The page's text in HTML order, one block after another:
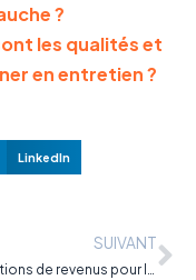
?
les qualités et
en entretien ?
LinkedIn
SUIVANT
Déclarations de revenus pour les apprentis en 2022